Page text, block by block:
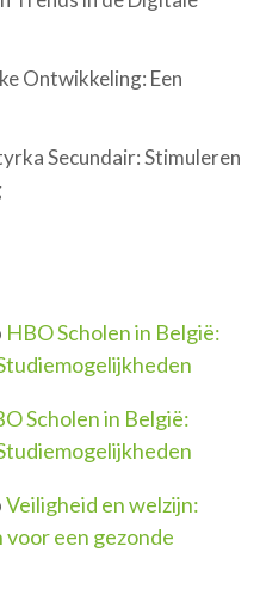
Ontwikkeling: Een
Secundair: Stimuleren
HBO Scholen in België:
Scholen in België:
Veiligheid en welzijn:
een gezonde